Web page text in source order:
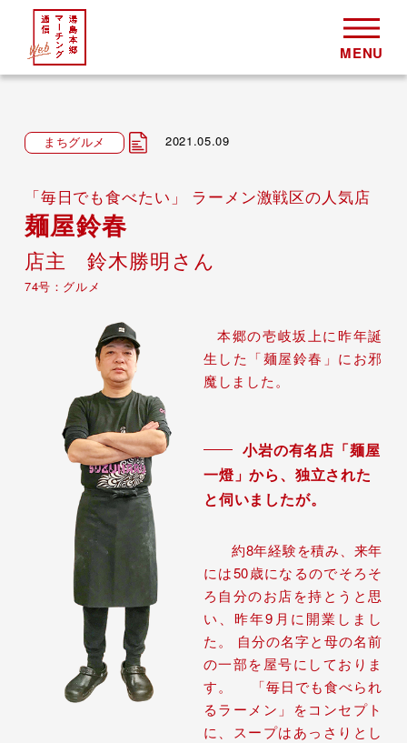
まちグルメ 2021.05.09
「毎日でも食べたい」 ラーメン激戦区の人気店
麺屋鈴春
店主 鈴木勝明さん
74号：グルメ
本郷の壱岐坂上に昨年誕
生した「麺屋鈴春」にお邪
魔しました。
小岩の有名店「麺屋
一燈」から、独立された
と伺いましたが。
約8年経験を積み、来年
には50歳になるのでそろそ
ろ自分のお店を持とうと思
い、昨年9月に開業しまし
た。 自分の名字と母の名前
の一部を屋号にしておりま
す。 「毎日でも食べられ
るラーメン」をコンセプト
に、スープはあっさりとし